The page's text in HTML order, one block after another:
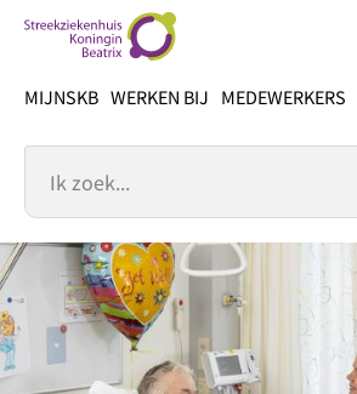
inhoud
MIJNSKB WERKEN BIJ MEDEWERKERS